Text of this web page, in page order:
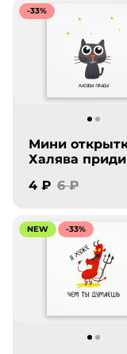
-33%
Мини
Халява приди
4 ₽ 6 ₽
NEW -33%